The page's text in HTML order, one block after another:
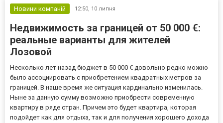
Новини компаній 12:50, 10 липня
Недвижимость за границей от 50 000 €:
реальные варианты для жителей
Лозовой
Несколько лет назад бюджет в 50 000 € довольно редко можно
было ассоциировать с приобретением квадратных метров за
границей. В наше время же ситуация кардинально изменилась.
Ныне за данную сумму возможно приобрести современную
квартиру в ряде стран. Причем это будет квартира, которая
подойдет как для отдыха, так и для получения хорошего дохода